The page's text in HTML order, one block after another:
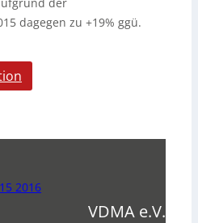
dagegen zu +19% ggü.
2016
VDMA e.V.